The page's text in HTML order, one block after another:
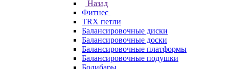
Назад
Фитнес
TRX петли
Балансировочные диски
Балансировочные доски
Балансировочные платформы
Балансировочные подушки
Бодибары